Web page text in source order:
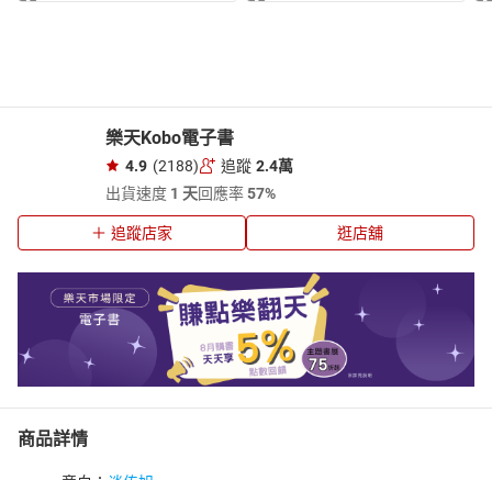
樂天Kobo電子書
4.9 (2188) 追蹤 2.4萬
出貨速度 1 天回應率57%
追蹤店家 逛店舖
商品詳情